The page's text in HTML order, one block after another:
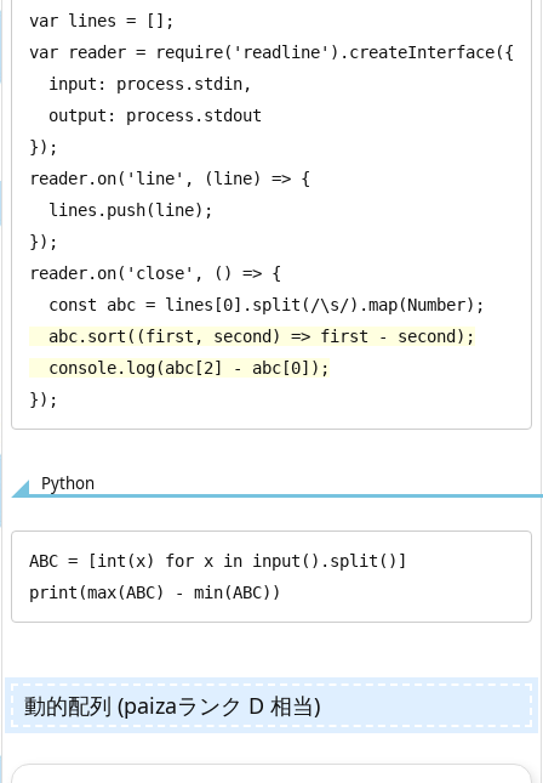
var lines = [];
var reader = require('readline').createInterface({
});
reader.on('line', (line) => {
});
reader.on('close', () => {
  console.log(abc[2] - abc[0]);
});
Python
ABC = [int(x) for x in input().split()]
print(max(ABC) - min(ABC))
動的配列 (paizaランク D 相当)